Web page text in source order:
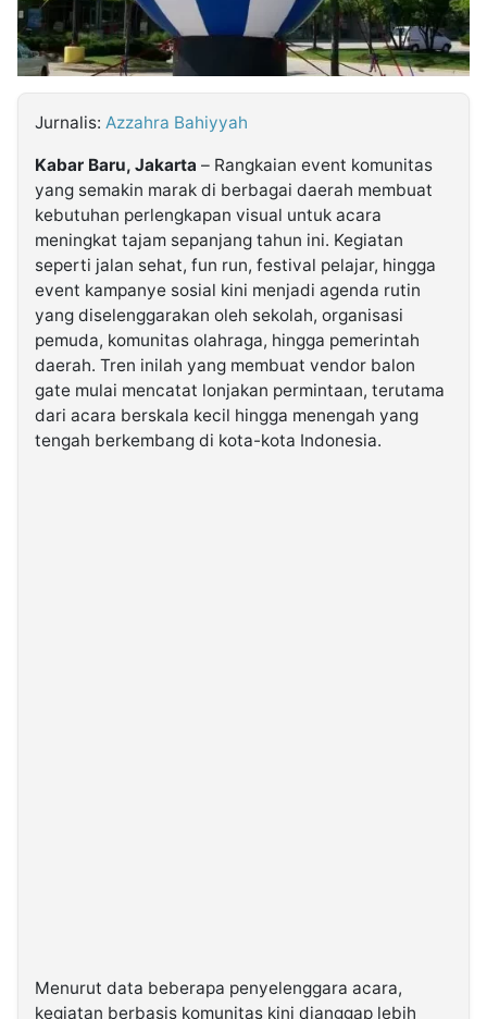
Kabarbaru.co
2026
Kabarbaru
Media
Holding
Jurnalis: Azzahra Bahiyyah
Kabar Baru, Jakarta – Rangkaian event komunitas
yang semakin marak di berbagai daerah membuat
kebutuhan perlengkapan visual untuk acara
meningkat tajam sepanjang tahun ini. Kegiatan
seperti jalan sehat, fun run, festival pelajar, hingga
event kampanye sosial kini menjadi agenda rutin
yang diselenggarakan oleh sekolah, organisasi
pemuda, komunitas olahraga, hingga pemerintah
daerah. Tren inilah yang membuat vendor balon
gate mulai mencatat lonjakan permintaan, terutama
dari acara berskala kecil hingga menengah yang
tengah berkembang di kota-kota Indonesia.
Menurut data beberapa penyelenggara acara,
kegiatan berbasis komunitas kini dianggap lebih